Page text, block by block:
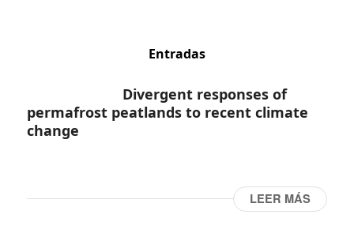
Entradas
Divergent responses of
permafrost peatlands to recent climate
change
LEER MÁS